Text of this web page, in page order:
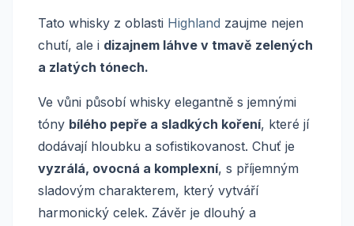
Tato whisky z oblasti Highland zaujme nejen
chutí, ale i dizajnem láhve v tmavě zelených
a zlatých tónech.
Ve vůni působí whisky elegantně s jemnými
tóny bílého pepře a sladkých koření, které jí
dodávají hloubku a sofistikovanost. Chuť je
vyzrálá, ovocná a komplexní, s příjemným
sladovým charakterem, který vytváří
harmonický celek. Závěr je dlouhý a